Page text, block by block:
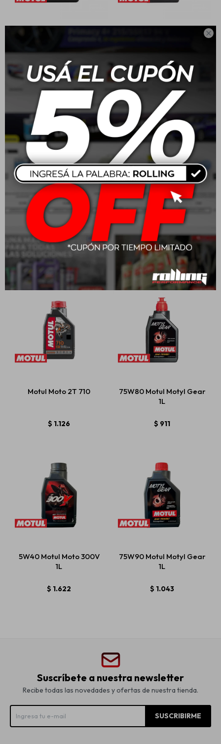

$2.482 $ 762
20W50 Motul Moto 4T
3000 1L
$595
Motul Garden Hi-Tech 2T
1L
$ 1.303
Motul Moto 2T 710
$ 1.126
75W80 Motul Motyl Gear
1L
$ 911
5W40 Motul Moto 300V
1L
$ 1.622
75W90 Motul Motyl Gear
1L
$ 1.043
Suscríbete a nuestra newsletter
Recibe todas las novedades y ofertas de nuestra tienda.
SUSCRIBIRME